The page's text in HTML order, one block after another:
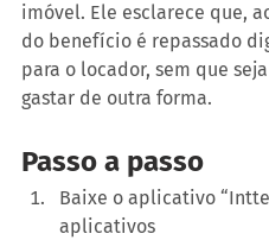
imóvel. Ele esclarece que,
do benefício é repassado
para o locador, sem que
gastar de outra forma.
Passo a passo
Baixe o aplicativo
aplicativos